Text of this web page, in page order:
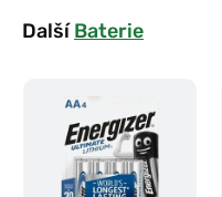
DalšíBaterie